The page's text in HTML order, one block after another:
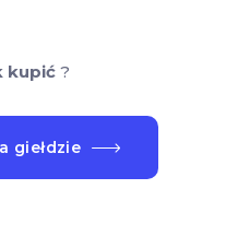
kupić?
giełdzie